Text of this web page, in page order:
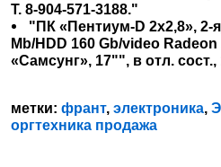
Т. 8-904-571-3188."
"ПК «Пентиум-D 2х2,8», 2-
Mb/HDD 160 Gb/video
«Самсунг», 17"", в отл.
метки:франт,электроника,
оргтехника продажа